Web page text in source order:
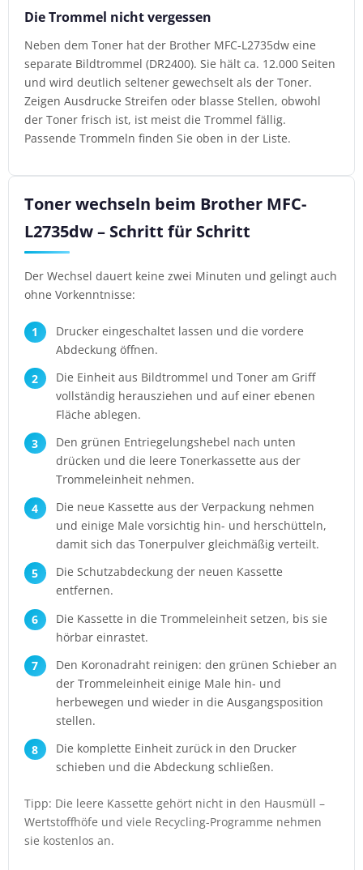
Die Trommel nicht vergessen
Neben dem Toner hat der Brother MFC-L2735dw eine
separate Bildtrommel (DR2400). Sie hält ca. 12.000 Seiten
und wird deutlich seltener gewechselt als der Toner.
Zeigen Ausdrucke Streifen oder blasse Stellen, obwohl
der Toner frisch ist, ist meist die Trommel fällig.
Passende Trommeln finden Sie oben in der Liste.
Toner wechseln beim Brother MFC-
L2735dw – Schritt für Schritt
Der Wechsel dauert keine zwei Minuten und gelingt auch
ohne Vorkenntnisse:
Drucker eingeschaltet lassen und die vordere
Abdeckung öffnen.
Die Einheit aus Bildtrommel und Toner am Griff
vollständig herausziehen und auf einer ebenen
Fläche ablegen.
Den grünen Entriegelungshebel nach unten
drücken und die leere Tonerkassette aus der
Trommeleinheit nehmen.
Die neue Kassette aus der Verpackung nehmen
und einige Male vorsichtig hin- und herschütteln,
damit sich das Tonerpulver gleichmäßig verteilt.
Die Schutzabdeckung der neuen Kassette
entfernen.
Die Kassette in die Trommeleinheit setzen, bis sie
hörbar einrastet.
Den Koronadraht reinigen: den grünen Schieber an
der Trommeleinheit einige Male hin- und
herbewegen und wieder in die Ausgangsposition
stellen.
Die komplette Einheit zurück in den Drucker
schieben und die Abdeckung schließen.
Tipp: Die leere Kassette gehört nicht in den Hausmüll –
Wertstoffhöfe und viele Recycling-Programme nehmen
sie kostenlos an.